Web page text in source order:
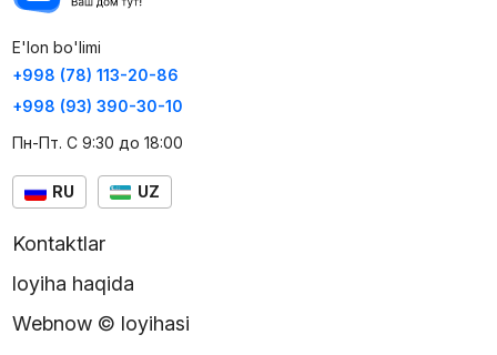
E'lon bo'limi
+998 (78) 113-20-86
+998 (93) 390-30-10
Пн-Пт. С 9:30 до 18:00
RU UZ
Kontaktlar
loyiha haqida
Webnow © loyihasi